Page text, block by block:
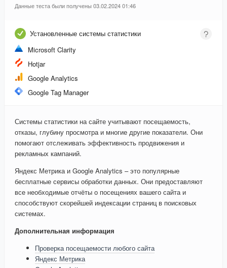
Данные теста были получены 03.02.2024 01:46
Установленные системы статистики
Microsoft Clarity
Hotjar
Google Analytics
Google Tag Manager
Системы статистики на сайте учитывают посещаемость,
отказы, глубину просмотра и многие другие показатели. Они
помогают отслеживать эффективность продвижения и
рекламных кампаний.
Яндекс Метрика и Google Analytics – это популярные
бесплатные сервисы обработки данных. Они предоставляют
все необходимые отчёты о посещениях вашего сайта и
способствуют скорейшей индексации страниц в поисковых
системах.
Дополнительная информация
Проверка посещаемости любого сайта
Яндекс Метрика